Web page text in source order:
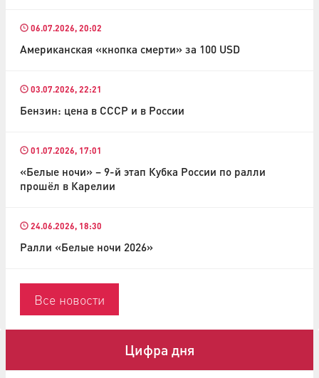
06.07.2026, 20:02
Американская «кнопка смерти» за 100 USD
03.07.2026, 22:21
Бензин: цена в СССР и в России
01.07.2026, 17:01
«Белые ночи» – 9-й этап Кубка России по ралли
прошёл в Карелии
24.06.2026, 18:30
Ралли «Белые ночи 2026»
Все новости
Цифра дня